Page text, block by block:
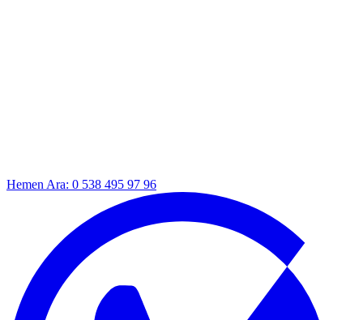
Hemen Ara: 0 538 495 97 96